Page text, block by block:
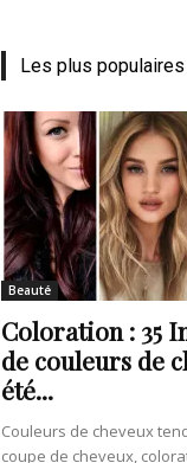
Les plus populaires
Beauté
Coloration : 35
de couleurs de
été...
Couleurs de cheveux
coupe de cheveux,